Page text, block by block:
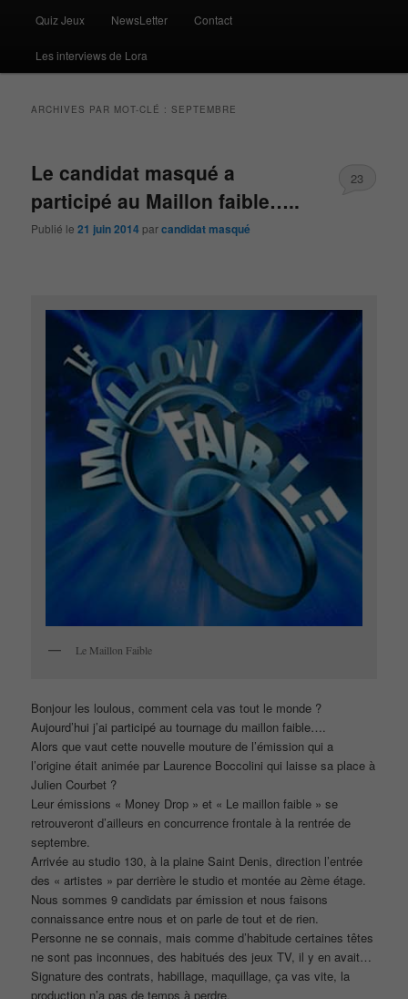
Quiz Jeux NewsLetter Contact
Les interviews de Lora
ARCHIVES PAR MOT-CLÉ : SEPTEMBRE
Le candidat masqué a
participé au Maillon faible…..
Publié le21 juin 2014 parcandidat masqué
23
Le Maillon Faible
Bonjour les loulous, comment cela vas tout le monde ?
Aujourd’hui j’ai participé au tournage du maillon faible….
Alors que vaut cette nouvelle mouture de l’émission qui a
l’origine était animée par Laurence Boccolini qui laisse sa place à
Julien Courbet ?
Leur émissions « Money Drop » et « Le maillon faible » se
retrouveront d’ailleurs en concurrence frontale à la rentrée de
septembre.
Arrivée au studio 130, à la plaine Saint Denis, direction l’entrée
des « artistes » par derrière le studio et montée au 2ème étage.
Nous sommes 9 candidats par émission et nous faisons
connaissance entre nous et on parle de tout et de rien.
Personne ne se connais, mais comme d’habitude certaines têtes
ne sont pas inconnues, des habitués des jeux TV, il y en avait…
Signature des contrats, habillage, maquillage, ça vas vite, la
production n’a pas de temps à perdre.